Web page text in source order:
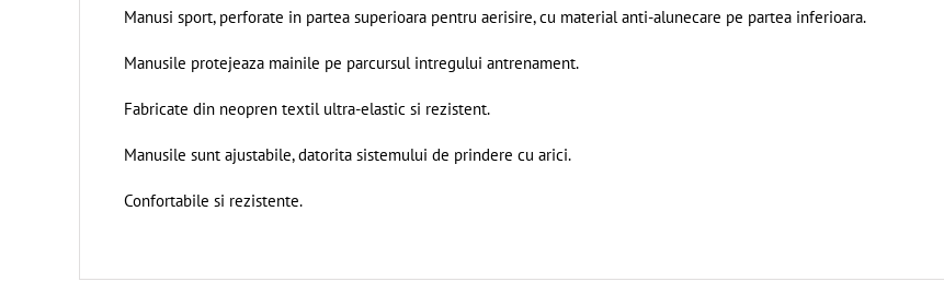
Manusi sport, perforate in partea superioara pentru aerisire, cu material anti-alunecare pe partea inferioara.
Manusile protejeaza mainile pe parcursul intregului antrenament.
Fabricate din neopren textil ultra-elastic si rezistent.
Manusile sunt ajustabile, datorita sistemului de prindere cu arici.
Confortabile si rezistente.